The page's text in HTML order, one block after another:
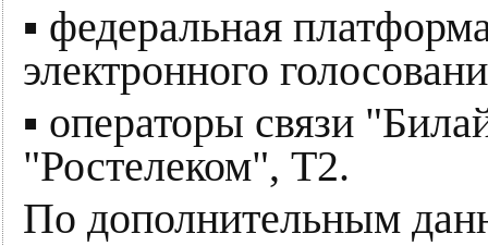
▪️ федеральная
электронного
▪️ операторы связи
"Ростелеком", T2.
По дополнительным